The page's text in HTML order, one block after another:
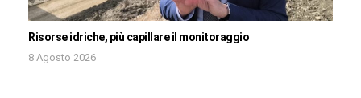
Risorse idriche, più capillare il monitoraggio
8 Agosto 2026